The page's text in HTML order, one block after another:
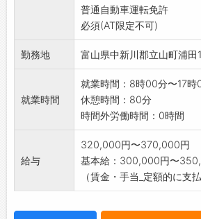
普通自動車運転免許
必須(AT限定不可)
勤務地 富山県中新川郡立山町浦田
就業時間
就業時間：8時00分〜17時
休憩時間：80分
時間外労働時間：0時間
給与
320,000円〜370,000円
基本給：300,000円〜
（賃金・手当_定額的に支